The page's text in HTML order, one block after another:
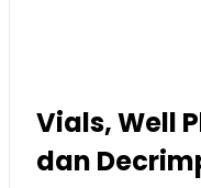
Vials, Well
dan